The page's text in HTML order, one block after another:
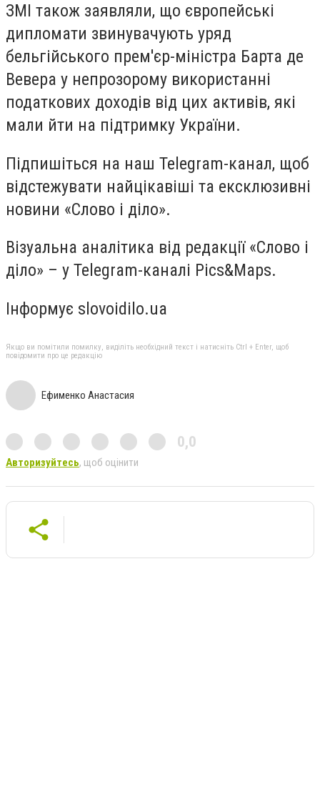
ЗМІ також заявляли, що європейські
дипломати звинувачують уряд
бельгійського прем'єр-міністра Барта де
Вевера у непрозорому використанні
податкових доходів від цих активів, які
мали йти на підтримку України.
Підпишіться на наш Telegram-канал, щоб
відстежувати найцікавіші та ексклюзивні
новини «Слово і діло».
Візуальна аналітика від редакції «Слово і
діло» – у Telegram-каналі Pics&Maps.
Інформує slovoidilo.ua
Якщо ви помітили помилку, виділіть необхідний текст і натисніть Ctrl + Enter, щоб
повідомити про це редакцію
Ефименко Анастасия
0,0
Авторизуйтесь, щоб оцінити